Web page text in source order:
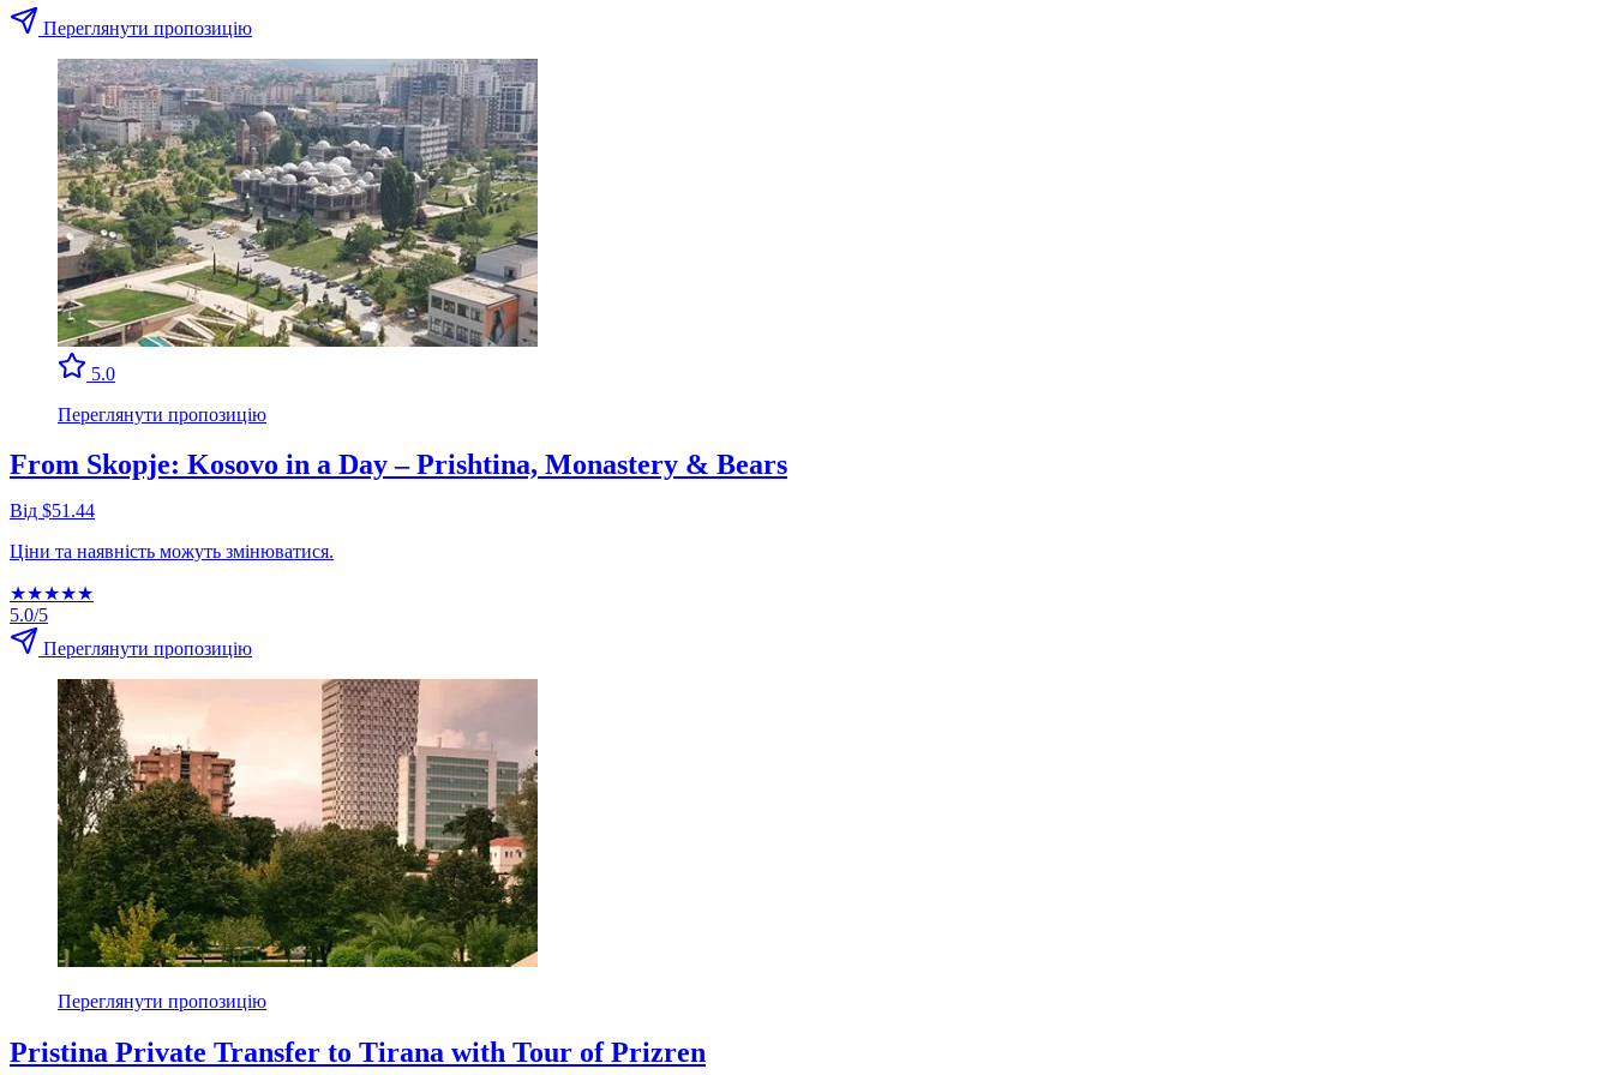
Переглянути пропозицію
5.0
Переглянути пропозицію
From Skopje: Kosovo in a Day – Prishtina, Monastery & Bears
Від $51.44
Ціни та наявність можуть змінюватися.
★★★★★
5.0/5
Переглянути пропозицію
Переглянути пропозицію
Pristina Private Transfer to Tirana with Tour of Prizren